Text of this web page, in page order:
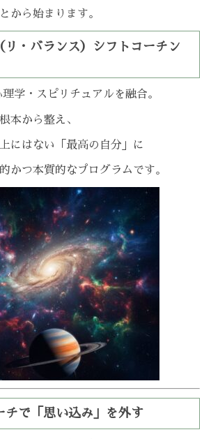
から始まります。
・バランス）シフトコーチン
学・スピリチュアルを融合。
本から整え、
にはない「最高の自分」に
かつ本質的なプログラムです。
チで「思い込み」を外す